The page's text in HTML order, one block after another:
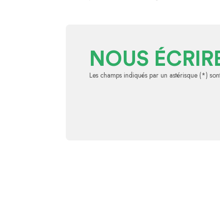
NOUS
Les champs indiqués par un astérisque (*)